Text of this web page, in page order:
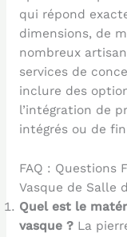
qui répond
dimensions, de
nombreux
services de
inclure des
l’intégration de
intégrés ou de
FAQ : Questions
Vasque de Salle
Quel est le
vasque ?La